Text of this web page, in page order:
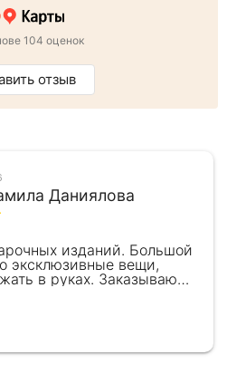
104 оценок
отзыв
Даниялова
изданий. Большой
эксклюзивные вещи,
в руках. Заказываю
бизнес-партнеров,
— от общения с
самих книг.